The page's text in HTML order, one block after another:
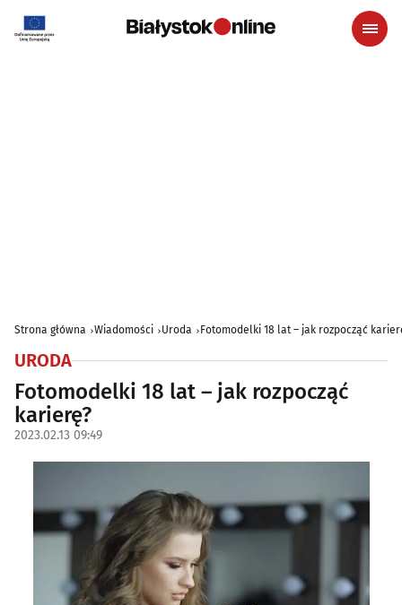
Strona główna Wiadomości Uroda Fotomodelki 18 lat – jak rozpocząć
URODA
Fotomodelki 18 lat – jak rozpocząć
karierę?
2023.02.13 09:49